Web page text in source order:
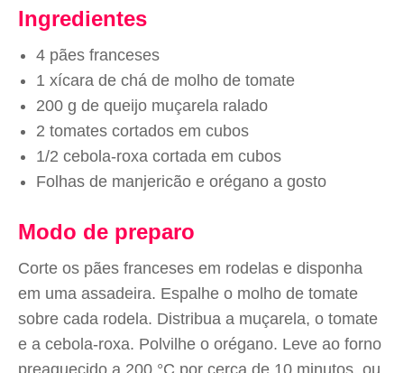
Ingredientes
4 pães franceses
1 xícara de chá de molho de tomate
200 g de queijo muçarela ralado
2 tomates cortados em cubos
1/2 cebola-roxa cortada em cubos
Folhas de manjericão e orégano a gosto
Modo de preparo
Corte os pães franceses em rodelas e disponha
em uma assadeira. Espalhe o molho de tomate
sobre cada rodela. Distribua a muçarela, o tomate
e a cebola-roxa. Polvilhe o orégano. Leve ao forno
preaquecido a 200 °C por cerca de 10 minutos, ou